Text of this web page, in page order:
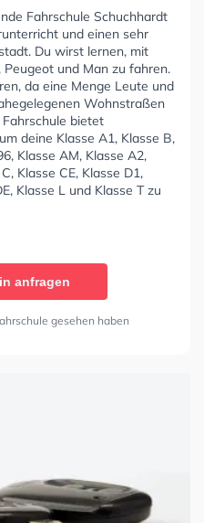
Fahrschule Schuchhardt
und einen sehr
Du wirst lernen, mit
und Man zu fahren.
da eine Menge Leute und
Wohnstraßen
bietet
deine Klasse A1, Klasse B,
Klasse AM, Klasse A2,
Klasse CE, Klasse D1,
Klasse L und Klasse T zu
anfragen
gesehen haben